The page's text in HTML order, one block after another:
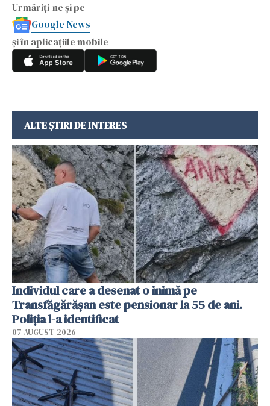
Urmăriți-ne și pe
Google News
și în aplicațiile mobile
ALTE ȘTIRI DE INTERES
Individul care a desenat o inimă pe
Transfăgărășan este pensionar la 55 de ani.
Poliția l-a identificat
07 AUGUST 2026